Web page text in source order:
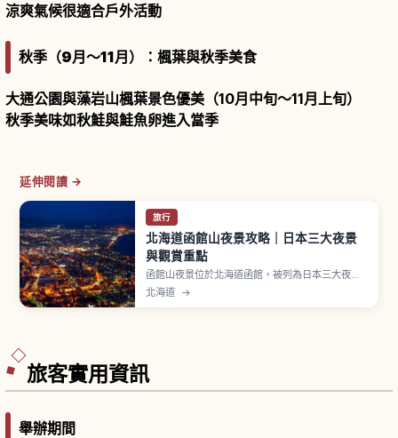
涼爽氣候很適合戶外活動
秋季（9月～11月）：楓葉與秋季美食
大通公園與藻岩山楓葉景色優美（10月中旬～11月上旬）
秋季美味如秋鮭與鮭魚卵進入當季
延伸閱讀 →
旅行
北海道函館山夜景攻略｜日本三大夜景
與觀賞重點
函館山夜景位於北海道函館，被列為日本三大夜景
之一，曾在《米其林綠色指南日本》獲三星評價。
北海道 →
旅客實用資訊
舉辦期間